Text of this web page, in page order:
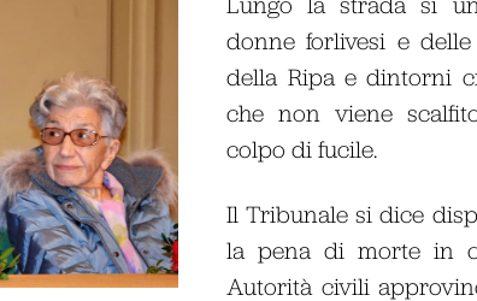
donne forlivesi e
della Ripa e dintorni
che non viene
colpo di fucile.
Il Tribunale si dice
la pena di morte in
Autorità civili